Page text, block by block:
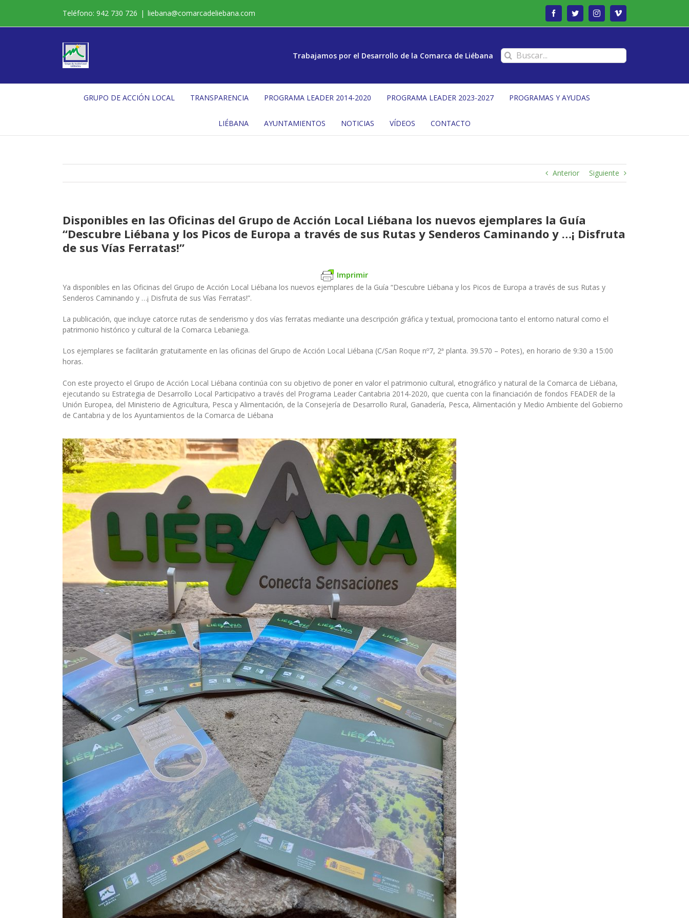
contenido
Teléfono: 942 730 726 | liebana@comarcadeliebana.com FacebookTwitterInstagramVimeo
Trabajamos por el Desarrollo de la Comarca de Liébana Buscar:
GRUPO DE ACCIÓN LOCAL TRANSPARENCIA PROGRAMA LEADER 2014-2020 PROGRAMA LEADER 2023-2027 PROGRAMAS Y AYUDAS
LIÉBANA AYUNTAMIENTOS NOTICIAS VÍDEOS CONTACTO
Anterior Siguiente
Disponibles en las Oficinas del Grupo de Acción Local Liébana los nuevos ejemplares la Guía
“Descubre Liébana y los Picos de Europa a través de sus Rutas y Senderos Caminando y …¡ Disfruta
de sus Vías Ferratas!”
Imprimir
Ya disponibles en las Oficinas del Grupo de Acción Local Liébana los nuevos ejemplares de la Guía “Descubre Liébana y los Picos de Europa a través de sus Rutas y
Senderos Caminando y …¡ Disfruta de sus Vías Ferratas!”.
La publicación, que incluye catorce rutas de senderismo y dos vías ferratas mediante una descripción gráfica y textual, promociona tanto el entorno natural como el
patrimonio histórico y cultural de la Comarca Lebaniega.
Los ejemplares se facilitarán gratuitamente en las oficinas del Grupo de Acción Local Liébana (C/San Roque nº7, 2ª planta. 39.570 – Potes), en horario de 9:30 a 15:00
horas.
Con este proyecto el Grupo de Acción Local Liébana continúa con su objetivo de poner en valor el patrimonio cultural, etnográfico y natural de la Comarca de Liébana,
ejecutando su Estrategia de Desarrollo Local Participativo a través del Programa Leader Cantabria 2014-2020, que cuenta con la financiación de fondos FEADER de la
Unión Europea, del Ministerio de Agricultura, Pesca y Alimentación, de la Consejería de Desarrollo Rural, Ganadería, Pesca, Alimentación y Medio Ambiente del Gobierno
de Cantabria y de los Ayuntamientos de la Comarca de Liébana